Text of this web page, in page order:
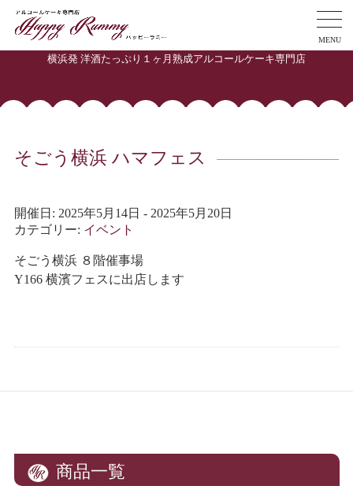
MENU
横浜発 洋酒たっぷり１ヶ月熟成アルコールケーキ専門店
そごう横浜 ハマフェス
開催日: 2025年5月14日 - 2025年5月20日
カテゴリー: イベント
そごう横浜 ８階催事場
Y166 横濱フェスに出店します
商品一覧